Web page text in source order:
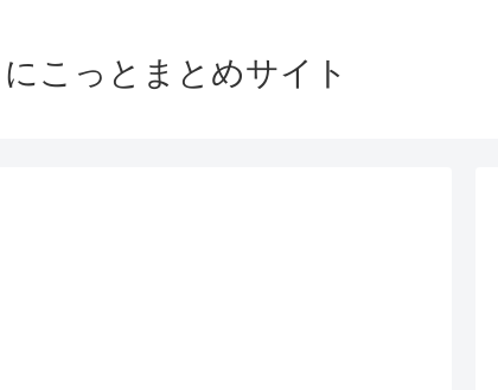
にこっとまとめサイト